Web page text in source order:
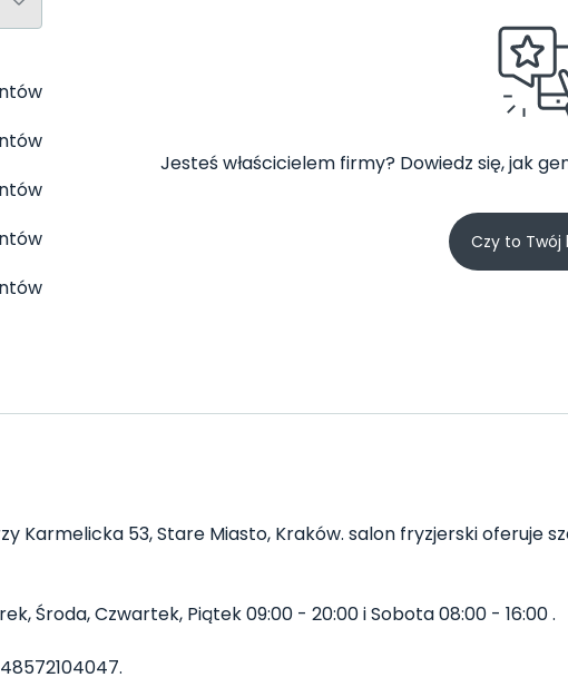
Jesteś właścicielem firmy? Dowiedz się, jak
Czy to Twój
Karmelicka 53, Stare Miasto, Kraków. salon fryzjerski oferuje
Środa, Czwartek, Piątek 09:00 - 20:00 i Sobota 08:00 - 16:00 .